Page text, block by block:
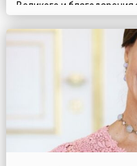
Великого и
свободы Великого
Посполитой.Витаутас,
1430), с 1392 года
После унии Литвы с
опираясь на литовских и
областях Литвы, боролся